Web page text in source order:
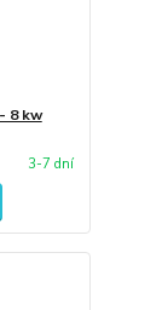
8 kw
3-7 dní